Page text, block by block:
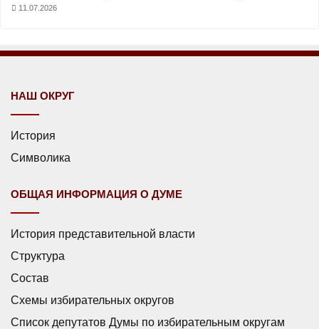
11.07.2026
НАШ ОКРУГ
История
Символика
ОБЩАЯ ИНФОРМАЦИЯ О ДУМЕ
История представительной власти
Структура
Состав
Схемы избирательных округов
Список депутатов Думы по избирательным округам